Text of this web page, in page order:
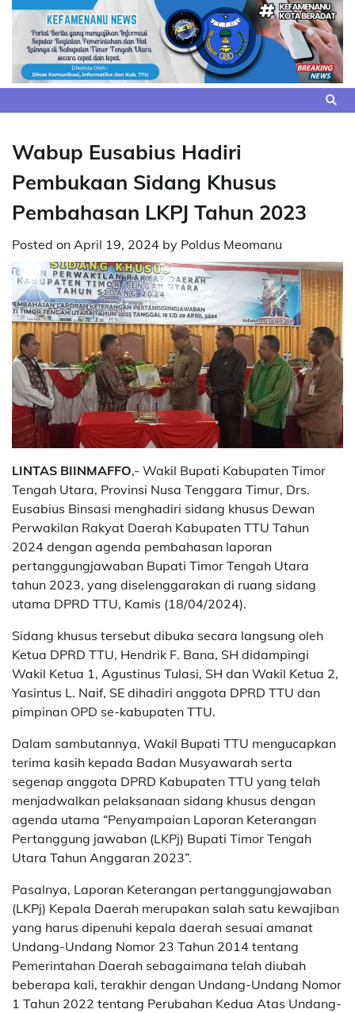
Skip
content
Wabup Eusabius Hadiri
Pembukaan Sidang Khusus
Pembahasan LKPJ Tahun 2023
Posted on April 19, 2024 by Poldus Meomanu
LINTAS BIINMAFFO,- Wakil Bupati Kabupaten Timor
Tengah Utara, Provinsi Nusa Tenggara Timur, Drs.
Eusabius Binsasi menghadiri sidang khusus Dewan
Perwakilan Rakyat Daerah Kabupaten TTU Tahun
2024 dengan agenda pembahasan laporan
pertanggungjawaban Bupati Timor Tengah Utara
tahun 2023, yang diselenggarakan di ruang sidang
utama DPRD TTU, Kamis (18/04/2024).
Sidang khusus tersebut dibuka secara langsung oleh
Ketua DPRD TTU, Hendrik F. Bana, SH didampingi
Wakil Ketua 1, Agustinus Tulasi, SH dan Wakil Ketua 2,
Yasintus L. Naif, SE dihadiri anggota DPRD TTU dan
pimpinan OPD se-kabupaten TTU.
Dalam sambutannya, Wakil Bupati TTU mengucapkan
terima kasih kepada Badan Musyawarah serta
segenap anggota DPRD Kabupaten TTU yang telah
menjadwalkan pelaksanaan sidang khusus dengan
agenda utama “Penyampaian Laporan Keterangan
Pertanggung jawaban (LKPj) Bupati Timor Tengah
Utara Tahun Anggaran 2023”.
Pasalnya, Laporan Keterangan pertanggungjawaban
(LKPj) Kepala Daerah merupakan salah satu kewajiban
yang harus dipenuhi kepala daerah sesuai amanat
Undang-Undang Nomor 23 Tahun 2014 tentang
Pemerintahan Daerah sebagaimana telah diubah
beberapa kali, terakhir dengan Undang-Undang Nomor
1 Tahun 2022 tentang Perubahan Kedua Atas Undang-